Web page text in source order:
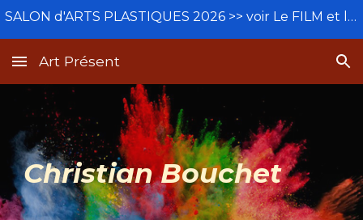
SALON d'ARTS PLASTIQUES 2026 >> voir Le FILM et le BETISIER
Art Présent
Christian Bouchet